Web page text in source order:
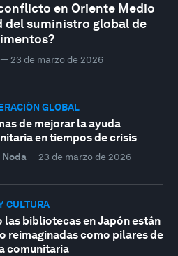
en Oriente Medio
del suministro global de
23 de marzo de 2026
GLOBAL
de mejorar la ayuda
en tiempos de crisis
Noda— 23 de marzo de 2026
CULTURA
las bibliotecas en Japón están
reimaginadas como pilares de
comunitaria